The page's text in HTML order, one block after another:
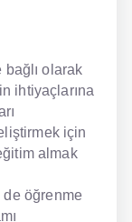
bağlı olarak
ihtiyaçlarına
için
almak
öğrenme